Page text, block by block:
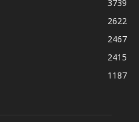
3739
2622
2467
2415
1187